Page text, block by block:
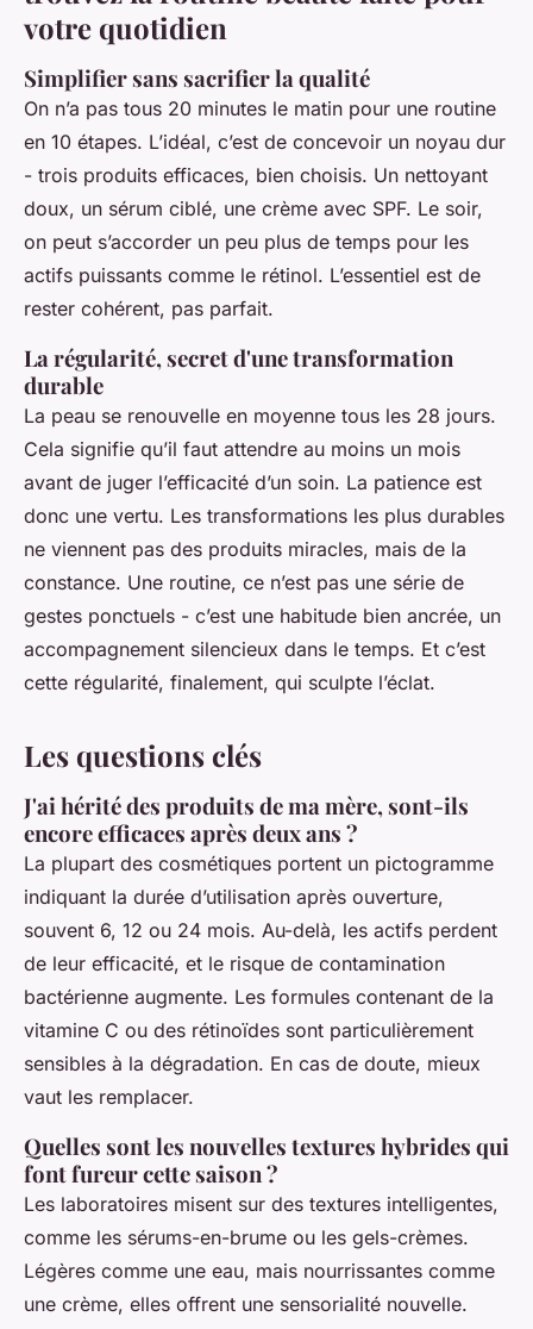
votre quotidien
Simplifier sans sacrifier la qualité
On n’a pas tous 20 minutes le matin pour une routine
en 10 étapes. L’idéal, c’est de concevoir un noyau dur
- trois produits efficaces, bien choisis. Un nettoyant
doux, un sérum ciblé, une crème avec SPF. Le soir,
on peut s’accorder un peu plus de temps pour les
actifs puissants comme le rétinol. L’essentiel est de
rester cohérent, pas parfait.
La régularité, secret d'une transformation
durable
La peau se renouvelle en moyenne tous les 28 jours.
Cela signifie qu’il faut attendre au moins un mois
avant de juger l’efficacité d’un soin. La patience est
donc une vertu. Les transformations les plus durables
ne viennent pas des produits miracles, mais de la
constance. Une routine, ce n’est pas une série de
gestes ponctuels - c’est une habitude bien ancrée, un
accompagnement silencieux dans le temps. Et c’est
cette régularité, finalement, qui sculpte l’éclat.
Les questions clés
J'ai hérité des produits de ma mère, sont-ils
encore efficaces après deux ans ?
La plupart des cosmétiques portent un pictogramme
indiquant la durée d’utilisation après ouverture,
souvent 6, 12 ou 24 mois. Au-delà, les actifs perdent
de leur efficacité, et le risque de contamination
bactérienne augmente. Les formules contenant de la
vitamine C ou des rétinoïdes sont particulièrement
sensibles à la dégradation. En cas de doute, mieux
vaut les remplacer.
Quelles sont les nouvelles textures hybrides qui
font fureur cette saison ?
Les laboratoires misent sur des textures intelligentes,
comme les sérums-en-brume ou les gels-crèmes.
Légères comme une eau, mais nourrissantes comme
une crème, elles offrent une sensorialité nouvelle.